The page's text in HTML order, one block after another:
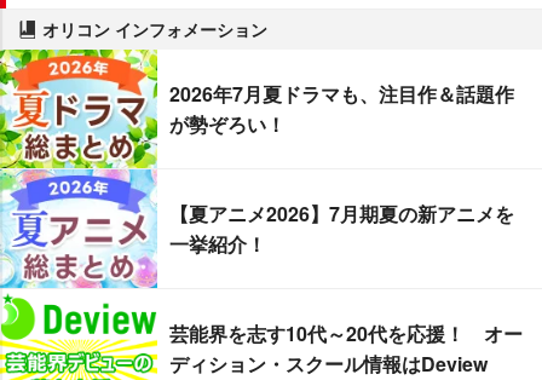
オリコン インフォメーション
2026年7月夏ドラマも、注目作＆話題作
が勢ぞろい！
【夏アニメ2026】7月期夏の新アニメを
一挙紹介！
芸能界を志す10代～20代を応援！ オー
ディション・スクール情報はDeview